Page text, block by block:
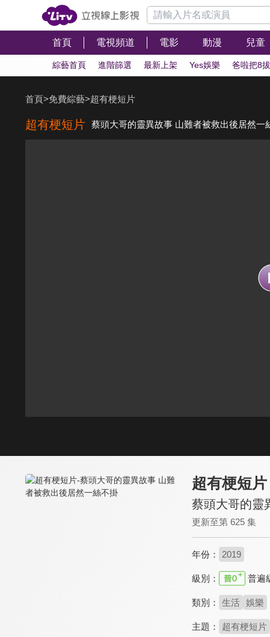
首頁 電視頻道 電影 動漫 兒童
綜藝首頁 進階篩選 最新上架 Yes娛樂 爸啦把8拔
首頁>免費綜藝>超有梗短片
超有梗短片 蔡頭大哥的靈異故事 山難者被救出後居然一
超有梗短片
蔡頭大哥的靈
更新至第 625 集
年份： 2019
級別： 普遍
類別： 生活 娛樂
主題： 超有梗短片